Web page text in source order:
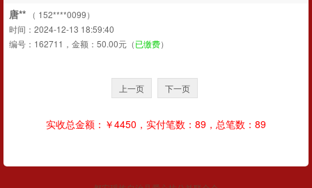
唐** （ 152****0099）
时间：2024-12-13 18:59:40
编号：162711，金额：50.00元（已缴费）
上一页 下一页
实收总金额：￥4450，实付笔数：89，总笔数：89